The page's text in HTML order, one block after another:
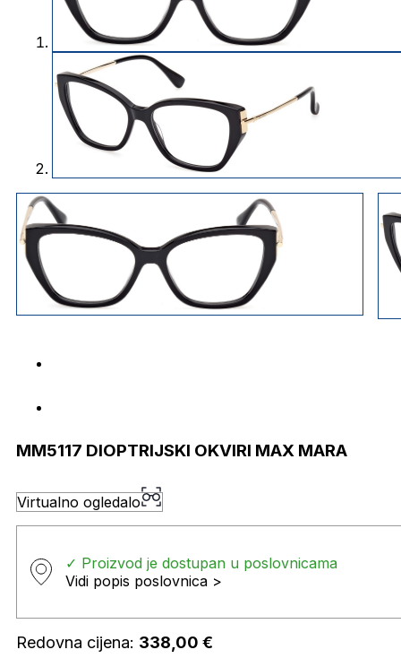
MM5117 DIOPTRIJSKI OKVIRI MAX MARA
Virtualno ogledalo
✓ Proizvod je dostupan u poslovnicama
Vidi popis poslovnica >
Redovna cijena: 338,00 €